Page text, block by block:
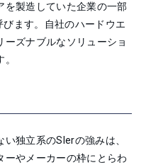
を製造していた企業の一部
ます。自社のハードウエ
ズナブルなソリューショ
独立系のSIerの強みは、
ーやメーカーの枠にとらわ